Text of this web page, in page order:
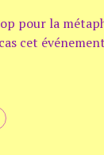
pour la
cet